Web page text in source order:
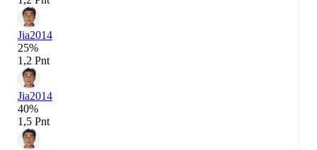
Jia2014
25%
1,2 Pnt
Jia2014
40%
1,5 Pnt